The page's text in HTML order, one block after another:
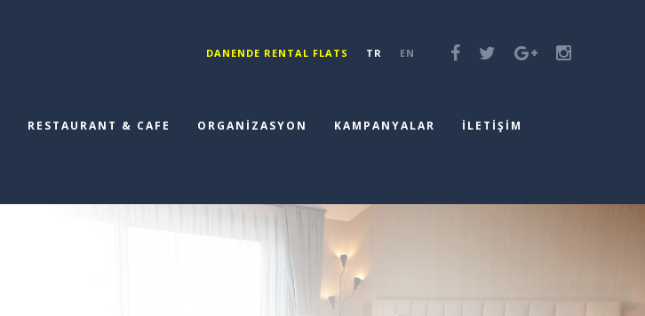
DANENDE RENTAL FLATS TR EN
RESTAURANT & CAFE ORGANİZASYON KAMPANYALAR İLETİŞİM